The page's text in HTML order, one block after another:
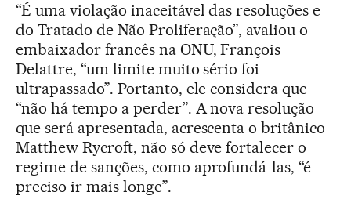
“É uma violação inaceitável das resoluções e
do Tratado de Não Proliferação”, avaliou o
embaixador francês na ONU, François
Delattre, “um limite muito sério foi
ultrapassado”. Portanto, ele considera que
“não há tempo a perder”. A nova resolução
que será apresentada, acrescenta o britânico
Matthew Rycroft, não só deve fortalecer o
regime de sanções, como aprofundá-las, “é
preciso ir mais longe”.